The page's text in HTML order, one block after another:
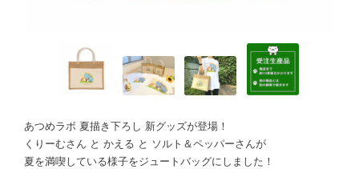
あつめラボ 夏描き下ろし 新グッズが登場！
くりーむさん と かえる と ソルト＆ペッパーさんが
夏を満喫している様子をジュートバッグにしました！